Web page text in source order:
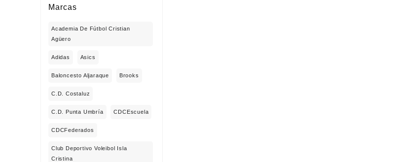
Marcas
Academia De Fútbol Cristian
Agüero
Adidas Asics
Baloncesto Aljaraque Brooks
C.D. Costaluz
C.D. Punta Umbría CDCEscuela
CDCFederados
Club Deportivo Voleibol Isla
Cristina